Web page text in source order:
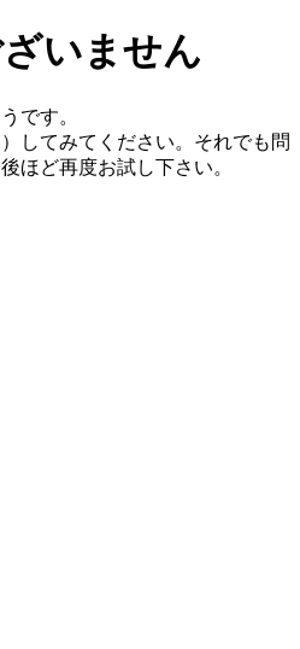
いません
です。
してみてください。それでも問
ほど再度お試し下さい。